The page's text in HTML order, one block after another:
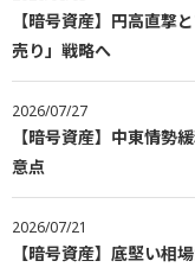
【暗号資産】円高直撃
売り」戦略へ
2026/07/27
【暗号資産】中東情勢
意点
2026/07/21
【暗号資産】底堅い相